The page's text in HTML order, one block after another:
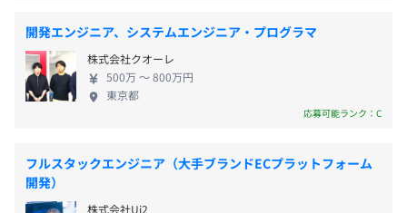
【開発環境】
OS：Windows、Linux、Unix 等
言語：Java、C、PHP、Perl、VC++、.NET、ASP、JSP、
DB：Oracle、MySQL、PosgreSQL、SQLite、MS SQL
Server、MS Access など
・役職手当
・資格手当（報奨金あり）
開発エンジニア、システムエンジニア・プログラマ
株式会社クオーレ
500万 〜 800万円
東京都
応募可能ランク：C
フルスタックエンジニア（大手ブランドECプラットフォーム
開発）
株式会社Ui2